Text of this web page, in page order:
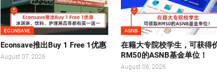
ECONSAVE
Econsave推出Buy 1 Free 1优惠
August 07, 2026
ASNB
在籍大专院校学生，可获得
RM50的ASNB基金单位！
August 06, 2026